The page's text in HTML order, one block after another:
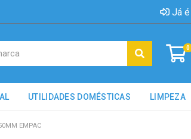
Já
0
UTILIDADES DOMÉSTICAS LIMPEZA
EMPAC